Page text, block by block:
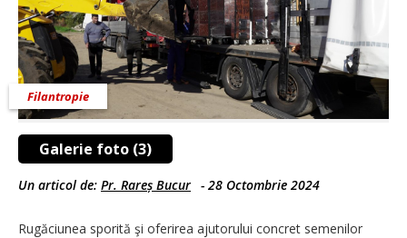
Galerie foto (3)
Filantropie
Un articol de: Pr. Rareș Bucur - 28 Octombrie 2024
Rugăciunea sporită şi oferirea ajutorului concret semenilor